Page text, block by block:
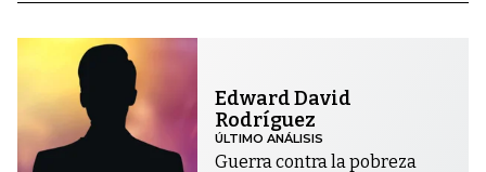
Edward David
Rodríguez
ÚLTIMO ANÁLISIS
Guerra contra la pobreza